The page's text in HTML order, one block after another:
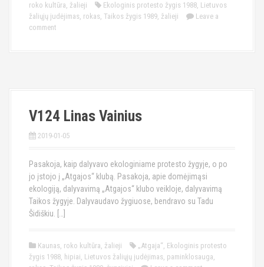
roko kultūra, žalieji Ekologinis protesto žygis 1988, Lietuvos
žaliųjų judėjimas, rokas, Taikos žygis 1989, žalieji
Leave a
comment
V124 Linas Vainius
2019-01-05
Pasakoja, kaip dalyvavo ekologiniame protesto žygyje, o po
jo įstojo į „Atgajos“ klubą. Pasakoja, apie domėjimąsi
ekologiją, dalyvavimą „Atgajos“ klubo veikloje, dalyvavimą
Taikos žygyje. Dalyvaudavo žygiuose, bendravo su Tadu
Šidiškiu. […]
Kaunas, roko kultūra, žalieji „Atgaja“, Ekologinis protesto
žygis 1988, hipiai, Lietuvos žaliųjų judėjimas, paminklosauga,